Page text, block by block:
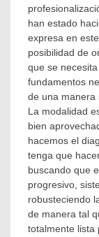
han estado
expresa en
posibilidad de
que se
fundamentos
de una manera
La modalidad
bien
hacemos el
tenga que
buscando que
progresivo,
robusteciendo
de manera tal
totalmente lista